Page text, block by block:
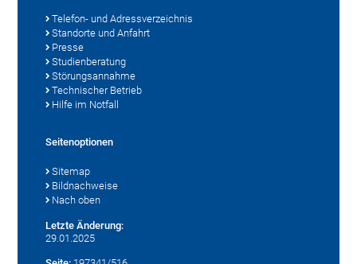
Telefon- und Adressverzeichnis
Standorte und Anfahrt
Presse
Studienberatung
Störungsannahme
Technischer Betrieb
Hilfe im Notfall
Seitenoptionen
Sitemap
Bildnachweise
Nach oben
Letzte Änderung:
29.01.2025